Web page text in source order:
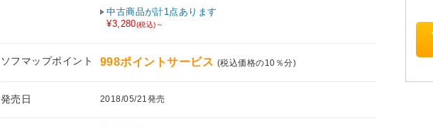
中古商品が計1点あります
¥3,280(税込)～
ソフマップポイント 998ポイントサービス (税込価格の10％分)
発売日 2018/05/21発売